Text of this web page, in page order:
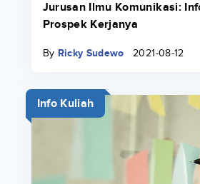
Jurusan Ilmu Komunikasi:
Prospek Kerjanya
By Ricky Sudewo 2021-08-12
Info Kuliah